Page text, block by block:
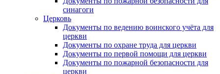
синагоги
Церковь
Документы по ведению воинского учёта для
церкви
Документы по охране труда для церкви
Документы по первой помощи для церкви
Документы по пожарной безопасности для
церкви